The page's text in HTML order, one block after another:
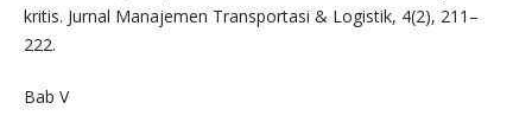
kritis. Jurnal Manajemen Transportasi & Logistik, 4(2), 211–
222.
Bab V